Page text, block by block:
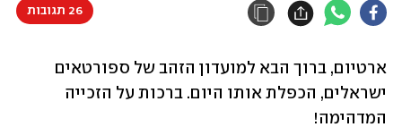
26 תגובות
המדהימה!